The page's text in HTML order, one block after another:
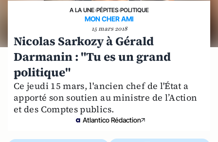
A LA UNE›PÉPITES›POLITIQUE
MON CHER AMI
15 mars 2018
Nicolas Sarkozy à Gérald
Darmanin : "Tu es un grand
politique"
Ce jeudi 15 mars, l'ancien chef de l'État a
apporté son soutien au ministre de l’Action
et des Comptes publics.
Atlantico Rédaction